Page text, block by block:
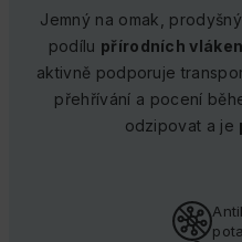
Jemný na omak,
podílu přírodních
aktivně podporuje
přehřívání a pocení
odzipovat a je